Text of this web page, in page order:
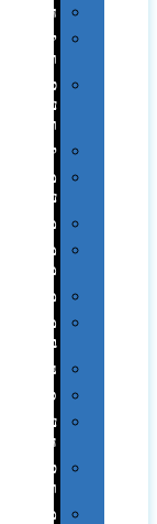
חגים
יין
ומארזים
כלי
עבודה
ופנסים
למטבח
מוצרי
עור
מחברות
מחזיקי
מפתחות
משחקים
מתנה
בפחית
נסיעות
ספורט
על
השולחן…
פינוק
וספא
מזוודות